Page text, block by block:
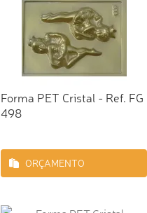
Forma PET Cristal - Ref. FG
498
ORÇAMENTO